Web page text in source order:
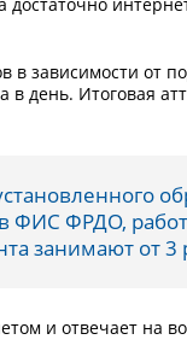
в зависимости от
в день. Итоговая
ФИС ФРДО,
занимают от 3
и отвечает на